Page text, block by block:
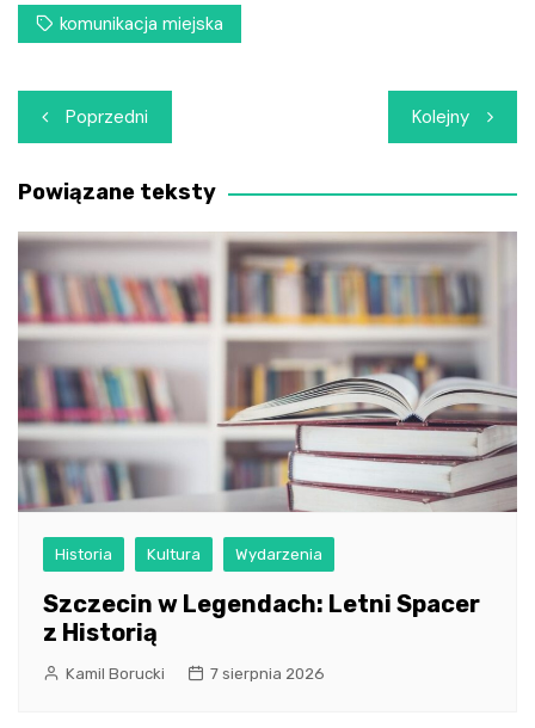
komunikacja miejska
Nawigacja
wpisu
Poprzedni Kolejny
Powiązane teksty
Historia Kultura Wydarzenia
Szczecin w Legendach: Letni Spacer
z Historią
Kamil Borucki 7 sierpnia 2026